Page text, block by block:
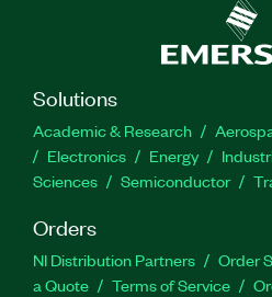
Solutions
Academic & Research
Electronics
Energy
Sciences
Semiconductor
Orders
NI Distribution Partners Order
a Quote
Terms of Service